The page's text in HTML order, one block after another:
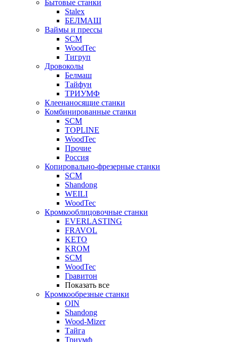
Бытовые станки
Stalex
БЕЛМАШ
Ваймы и прессы
SCM
WoodTec
Тигруп
Дровоколы
Белмаш
Тайфун
ТРИУМФ
Клеенаносящие станки
Комбинированные станки
SCM
TOPLINE
WoodTec
Прочие
Россия
Копировально-фрезерные станки
SCM
Shandong
WEILI
WoodTec
Кромкооблицовочные станки
EVERLASTING
FRAVOL
KETO
KROM
SCM
WoodTec
Гравитон
Показать все
Кромкообрезные станки
OIN
Shandong
Wood-Mizer
Тайга
Триумф